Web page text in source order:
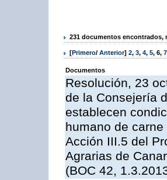
231 documentos encontrados,
[Primero/ Anterior] 2, 3, 4, 5, 6, 7
Documentos
Resolución, 23
de la Consejería
establecen
humano de
Acción III.5 del
Agrarias de
(BOC 42,